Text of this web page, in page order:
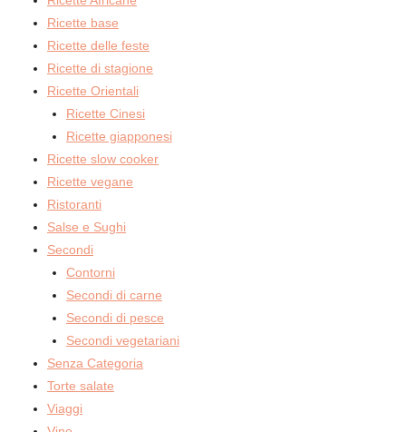
Ricette base
Ricette delle feste
Ricette di stagione
Ricette Orientali
Ricette Cinesi
Ricette giapponesi
Ricette slow cooker
Ricette vegane
Ristoranti
Salse e Sughi
Secondi
Contorni
Secondi di carne
Secondi di pesce
Secondi vegetariani
Senza Categoria
Torte salate
Viaggi